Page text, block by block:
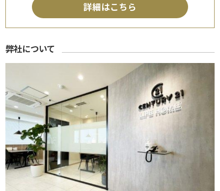
詳細はこちら
弊社について